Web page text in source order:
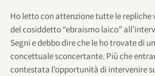
Ho letto con attenzione tutte le repliche
del cosiddetto “ebraismo laico”
Segni e debbo dire che le ho trovate di
concettuale sconcertante. Più che
contestata l’opportunità di intervenire